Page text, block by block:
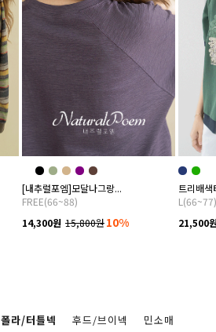
[내추럴포엠]모달나그랑...
FREE(66~88)
14,300원 15,800원10%
트리배
21,500
폴라/터틀넥 후드/브이넥 민소매